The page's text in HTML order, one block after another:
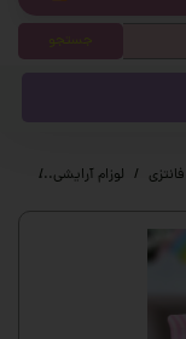
جستجو
لوزام آرایشی